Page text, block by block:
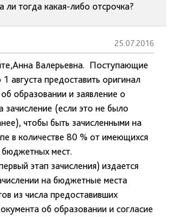
ли тогда какая-либо отсрочка?
25.07.2016
Валерьевна. Поступающие
августа предоставить оригинал
образовании и заявление о
зачисление (если это не было
чтобы быть зачисленными на
в количестве 80 % от имеющихся
мест.
этап зачисления) издается
на бюджетные места
из числа предоставивших
об образовании и согласие